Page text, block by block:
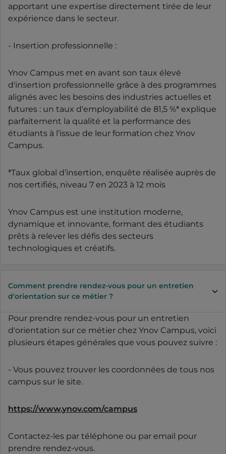
apportant une expertise directement tirée de leur
expérience dans le secteur.
- Insertion professionnelle :
Ynov Campus met en avant son taux élevé
d'insertion professionnelle grâce à des programmes
alignés avec les besoins des industries actuelles et
futures : un taux d'employabilité de 81,5 %* explique
parfaitement la qualité et la performance des
étudiants à l’issue de leur formation chez Ynov
Campus.
*Taux global d’insertion, enquête réalisée auprès de
nos certifiés, niveau 7 en 2023 à 12 mois
Ynov Campus est une institution moderne,
dynamique et innovante, formant des étudiants
prêts à relever les défis des secteurs
technologiques et créatifs.
Comment prendre rendez-vous pour un entretien
d'orientation sur ce métier ?
Pour prendre rendez-vous pour un entretien
d'orientation sur ce métier chez Ynov Campus, voici
plusieurs étapes générales que vous pouvez suivre :
- Vous pouvez trouver les coordonnées de tous nos
campus sur le site.
https://www.ynov.com/campus
Contactez-les par téléphone ou par email pour
prendre rendez-vous.